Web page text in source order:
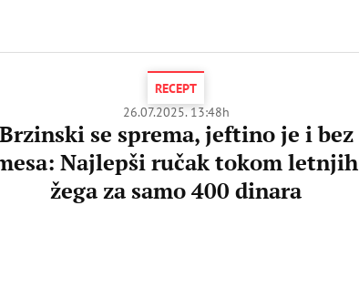
RECEPT
26.07.2025. 13:48h
se sprema, jeftino je i bez
Najlepši ručak tokom letnjih
žega za samo 400 dinara